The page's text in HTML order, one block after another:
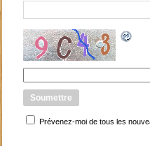
Prévenez-moi de tous les